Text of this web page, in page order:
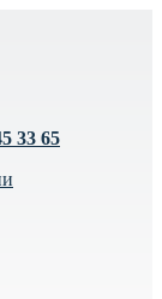
33 65